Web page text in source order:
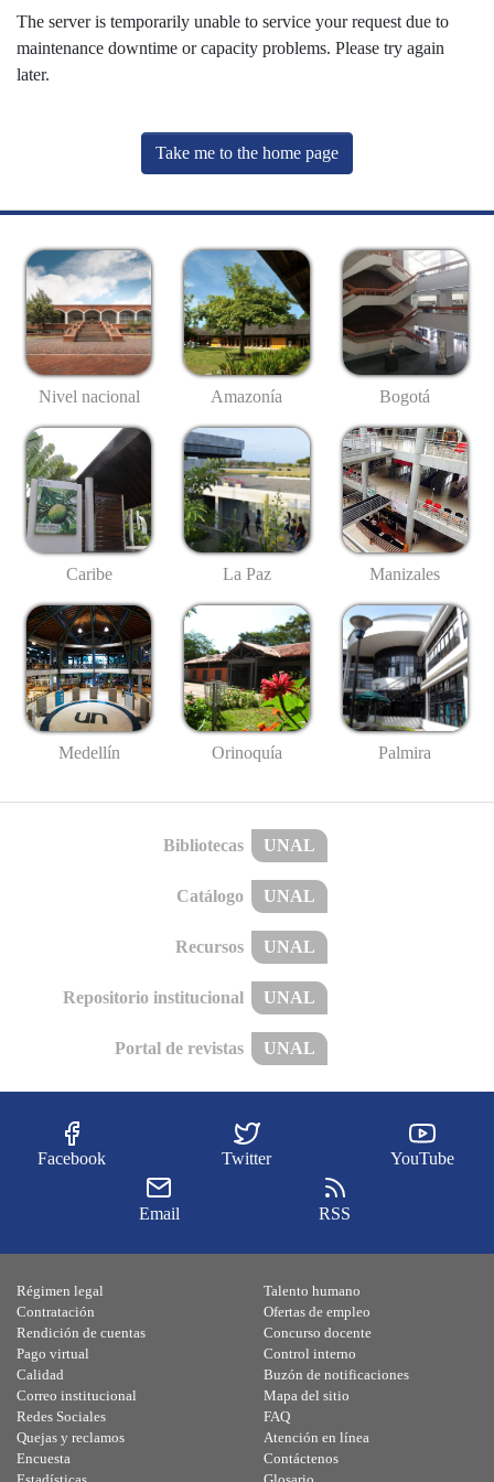
The server is temporarily unable to service your request due to
maintenance downtime or capacity problems. Please try again
later.
Take me to the home page
Nivel nacional Amazonía Bogotá
Caribe La Paz Manizales
Medellín Orinoquía Palmira
Bibliotecas UNAL
Catálogo UNAL
Recursos UNAL
Repositorio institucional UNAL
Portal de revistas UNAL
Facebook Twitter YouTube
Email RSS
Régimen legal
Contratación
Rendición de cuentas
Pago virtual
Calidad
Talento humano
Ofertas de empleo
Concurso docente
Control interno
Buzón de notificaciones
Correo institucional
Redes Sociales
Quejas y reclamos
Encuesta
Mapa del sitio
FAQ
Atención en línea
Contáctenos